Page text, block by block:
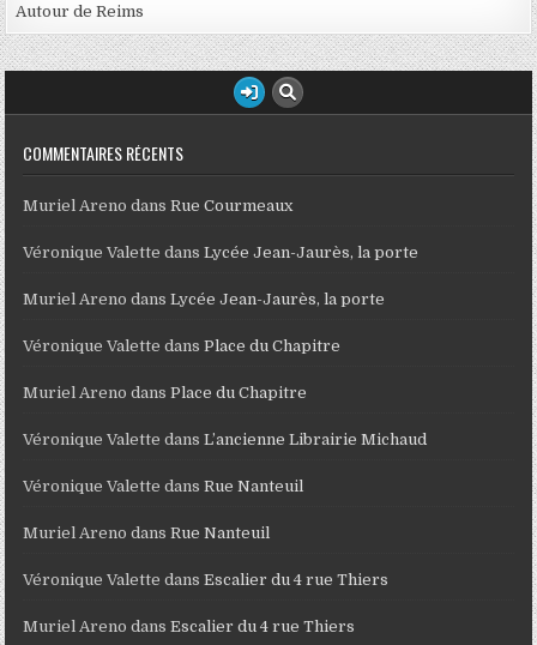
Autour de Reims
COMMENTAIRES RÉCENTS
Muriel Areno dansRue Courmeaux
Véronique Valette dansLycée Jean-Jaurès, la porte
Muriel Areno dansLycée Jean-Jaurès, la porte
Véronique Valette dansPlace du Chapitre
Muriel Areno dansPlace du Chapitre
Véronique Valette dansL’ancienne Librairie Michaud
Véronique Valette dansRue Nanteuil
Muriel Areno dansRue Nanteuil
Véronique Valette dansEscalier du 4 rue Thiers
Muriel Areno dansEscalier du 4 rue Thiers